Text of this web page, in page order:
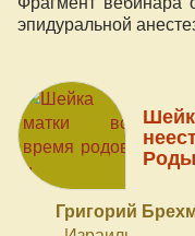
эпидуральной
Григорий